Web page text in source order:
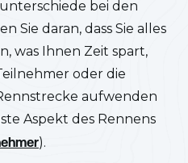
bei den
Sie daran, dass Sie alles
was Ihnen Zeit spart,
oder die
aufwenden
Aspekt des Rennens
).